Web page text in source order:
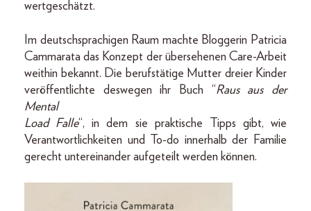
wertgeschätzt.
Im deutschsprachigen Raum machte Bloggerin Patricia
Cammarata das Konzept der übersehenen Care-Arbeit
weithin bekannt. Die berufstätige Mutter dreier Kinder
veröffentlichte deswegen ihr Buch “Raus aus der
Mental
Load Falle“, in dem sie praktische Tipps gibt, wie
Verantwortlichkeiten und To-do innerhalb der Familie
gerecht untereinander aufgeteilt werden können.